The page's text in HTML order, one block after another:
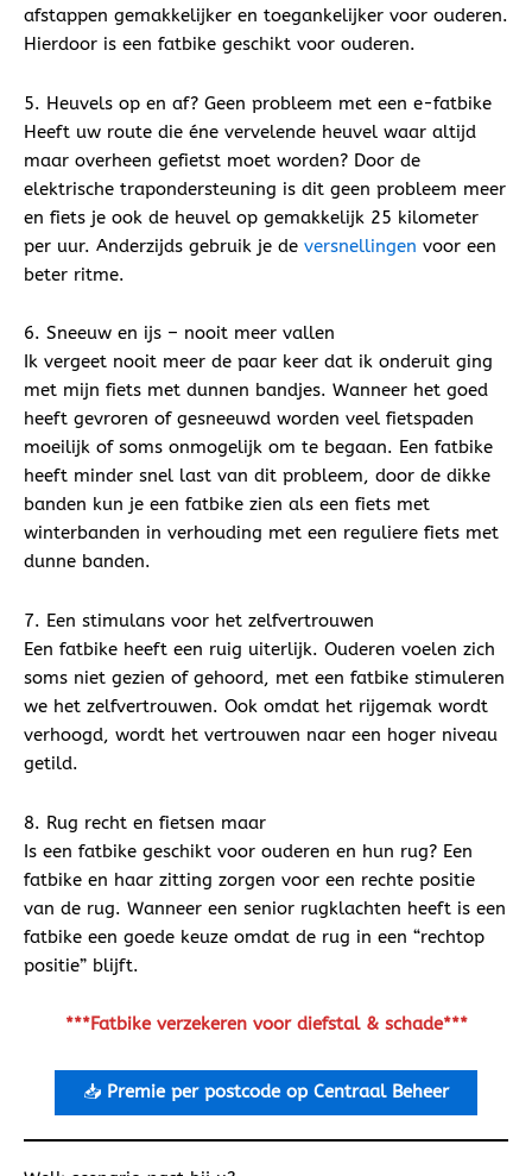
afstappen gemakkelijker en toegankelijker voor ouderen.
Hierdoor is een fatbike geschikt voor ouderen.
5. Heuvels op en af? Geen probleem met een e-fatbike
Heeft uw route die éne vervelende heuvel waar altijd
maar overheen gefietst moet worden? Door de
elektrische trapondersteuning is dit geen probleem meer
en fiets je ook de heuvel op gemakkelijk 25 kilometer
per uur. Anderzijds gebruik je de versnellingen voor een
beter ritme.
6. Sneeuw en ijs – nooit meer vallen
Ik vergeet nooit meer de paar keer dat ik onderuit ging
met mijn fiets met dunnen bandjes. Wanneer het goed
heeft gevroren of gesneeuwd worden veel fietspaden
moeilijk of soms onmogelijk om te begaan. Een fatbike
heeft minder snel last van dit probleem, door de dikke
banden kun je een fatbike zien als een fiets met
winterbanden in verhouding met een reguliere fiets met
dunne banden.
7. Een stimulans voor het zelfvertrouwen
Een fatbike heeft een ruig uiterlijk. Ouderen voelen zich
soms niet gezien of gehoord, met een fatbike stimuleren
we het zelfvertrouwen. Ook omdat het rijgemak wordt
verhoogd, wordt het vertrouwen naar een hoger niveau
getild.
8. Rug recht en fietsen maar
Is een fatbike geschikt voor ouderen en hun rug? Een
fatbike en haar zitting zorgen voor een rechte positie
van de rug. Wanneer een senior rugklachten heeft is een
fatbike een goede keuze omdat de rug in een “rechtop
positie” blijft.
***Fatbike verzekeren voor diefstal & schade***
📥 Premie per postcode op Centraal Beheer